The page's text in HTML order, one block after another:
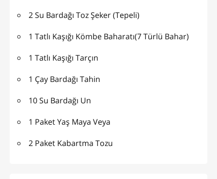
2 Su Bardağı Toz Şeker (Tepeli)
1 Tatlı Kaşığı Kömbe Baharatı(7 Türlü Bahar)
1 Tatlı Kaşığı Tarçın
1 Çay Bardağı Tahin
10 Su Bardağı Un
1 Paket Yaş Maya Veya
2 Paket Kabartma Tozu